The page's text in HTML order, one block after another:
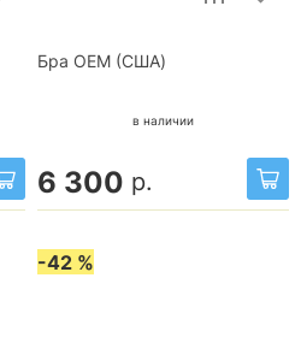
Бра OEM (США)
в наличии
6 300 р.
-42 %